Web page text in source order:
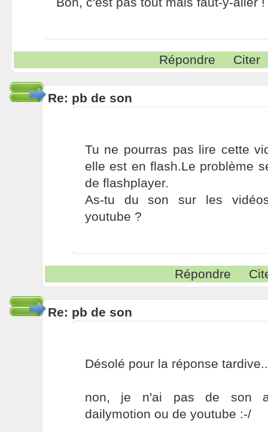
Répondre Citer
Re: pb de son
Tu ne pourras pas lire cette
elle est en flash.Le problème
de flashplayer.
As-tu du son sur les
youtube ?
Répondre
Re: pb de son
Désolé pour la réponse
non, je n'ai pas de son
dailymotion ou de youtube :-/